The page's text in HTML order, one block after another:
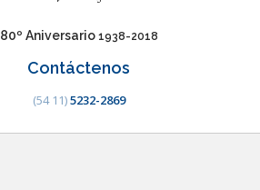
80º Aniversario 1938-2018
Contáctenos
(54 11)5232-2869